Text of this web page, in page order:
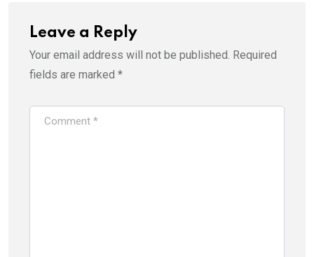
Leave a Reply
Your email address will not be published. Required
fields are marked *